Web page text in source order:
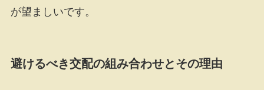
が望ましいです。
避けるべき交配の組み合わせとその理由